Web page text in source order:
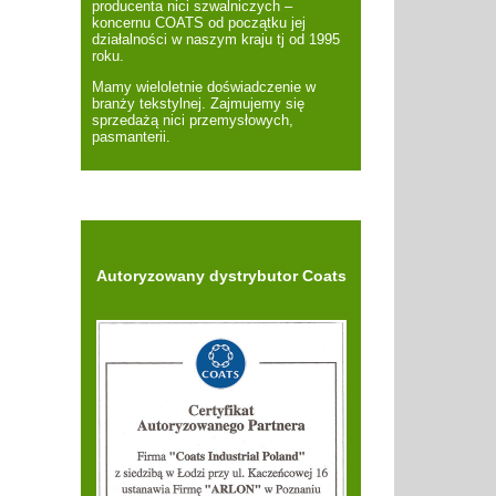
producenta nici szwalniczych –
koncernu COATS od początku jej
działalności w naszym kraju tj od 1995
roku.
Mamy wieloletnie doświadczenie w
branży tekstylnej. Zajmujemy się
sprzedażą nici przemysłowych,
pasmanterii.
Autoryzowany dystrybutor Coats